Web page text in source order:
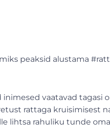
peaksid alustama
inimesed vaatavad tagasi
rattaga kruisimisest
lihtsa rahuliku tunde